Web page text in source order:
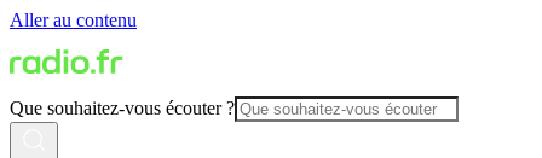
Aller au contenu
Que souhaitez-vous écouter ?